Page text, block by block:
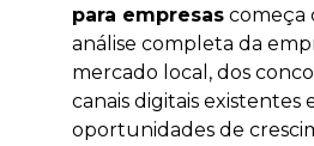
para empresas começa
análise completa da
mercado local, dos
canais digitais existentes
oportunidades de